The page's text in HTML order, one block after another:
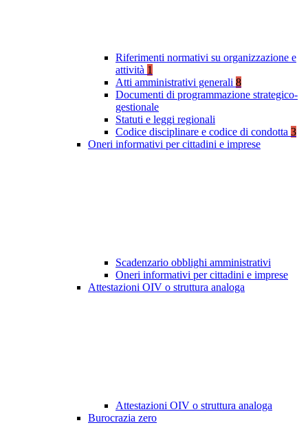
Riferimenti normativi su organizzazione e
attività 1
Atti amministrativi generali 8
Documenti di programmazione strategico-
gestionale
Statuti e leggi regionali
Codice disciplinare e codice di condotta 3
Oneri informativi per cittadini e imprese
Scadenzario obblighi amministrativi
Oneri informativi per cittadini e imprese
Attestazioni OIV o struttura analoga
Attestazioni OIV o struttura analoga
Burocrazia zero